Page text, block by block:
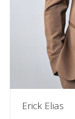
Erick Elias